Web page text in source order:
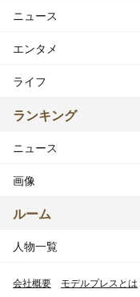
ニュース
エンタメ
ライフ
ランキング
ニュース
画像
ルーム
人物一覧
会社概要 モデルプレスとは